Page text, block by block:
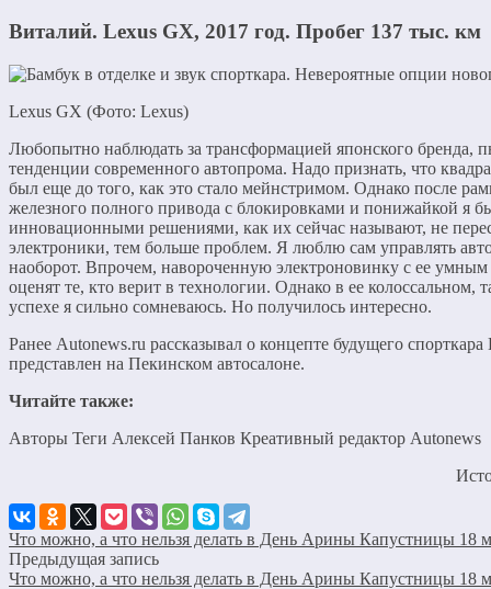
Виталий. Lexus GХ, 2017 год. Пробег 137 тыс. км
Lexus GX (Фото: Lexus)
Любопытно наблюдать за трансформацией японского бренда,
тенденции современного автопрома. Надо признать, что
был еще до того, как это стало мейнстримом. Однако после
железного полного привода с блокировками и понижайкой я
инновационными решениями, как их сейчас называют, не
электроники, тем больше проблем. Я люблю сам управлять
наоборот. Впрочем, навороченную электроновинку с ее
оценят те, кто верит в технологии. Однако в ее колоссальном,
успехе я сильно сомневаюсь. Но получилось интересно.
Ранее Autonews.ru рассказывал о концепте будущего
представлен на Пекинском автосалоне.
Читайте также:
Авторы Теги Алексей Панков Креативный редактор Autonews
Что можно, а что нельзя делать в День Арины Капустницы 18
Предыдущая запись
Что можно, а что нельзя делать в День Арины Капустницы 18